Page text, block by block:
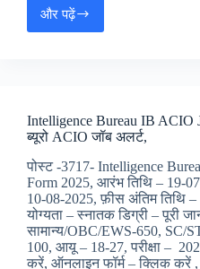
और पढ़ेंBihar
2025:
बिहार
पुलिस
कांस्टेबल
ड्राईवर
ऑनलाइन
फॉर्म,
Intelligence Bureau IB ACIO
ब्यूरो ACIO जॉब अलर्ट,
पोस्ट -3717- Intelligence
Form 2025, आरंभ तिथि – 19-
10-08-2025, फ़ीस अंतिम तिथि –
योग्यता – स्नातक डिग्री – पूरी
सामान्य/OBC/EWS-650, SC/
100, आयू – 18-27, परीक्षा –
करें, ऑनलाइन फॉर्म – क्लिक करें